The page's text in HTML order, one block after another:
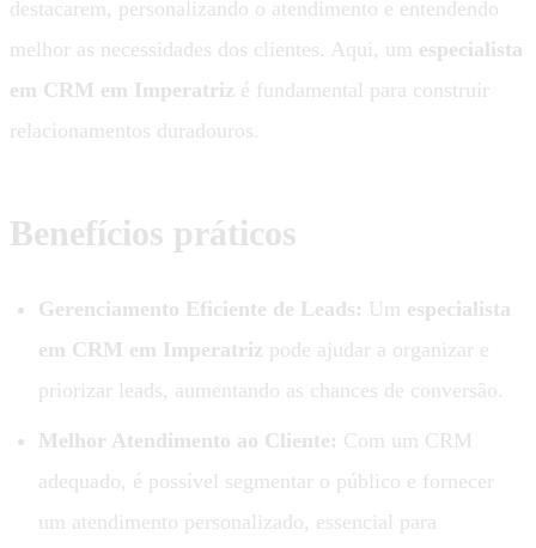
destacarem, personalizando o atendimento e entendendo
melhor as necessidades dos clientes. Aqui, um especialista
em CRM em Imperatriz é fundamental para construir
relacionamentos duradouros.
Benefícios práticos
Gerenciamento Eficiente de Leads: Um especialista
em CRM em Imperatriz pode ajudar a organizar e
priorizar leads, aumentando as chances de conversão.
Melhor Atendimento ao Cliente: Com um CRM
adequado, é possível segmentar o público e fornecer
um atendimento personalizado, essencial para